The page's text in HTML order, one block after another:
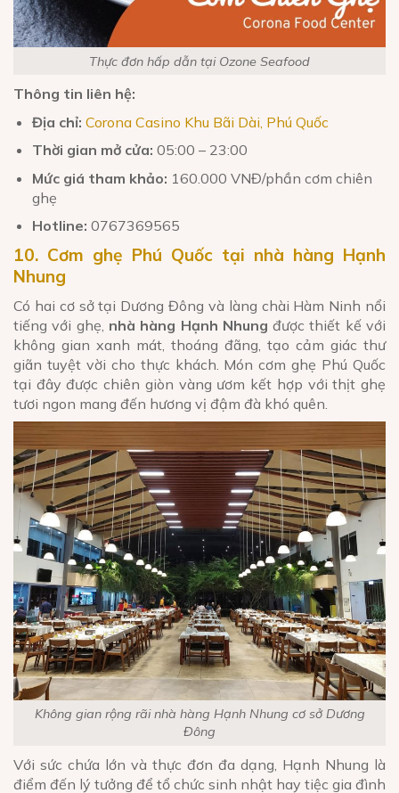
Thực đơn hấp dẫn tại Ozone Seafood
Thông tin liên hệ:
Địa chỉ: Corona Casino Khu Bãi Dài, Phú Quốc
Thời gian mở cửa: 05:00 – 23:00
Mức giá tham khảo: 160.000 VNĐ/phần cơm chiên
ghẹ
Hotline: 0767369565
10. Cơm ghẹ Phú Quốc tại nhà hàng Hạnh
Nhung
Có hai cơ sở tại Dương Đông và làng chài Hàm Ninh nổi
tiếng với ghẹ, nhà hàng Hạnh Nhung được thiết kế với
không gian xanh mát, thoáng đãng, tạo cảm giác thư
giãn tuyệt vời cho thực khách. Món cơm ghẹ Phú Quốc
tại đây được chiên giòn vàng ươm kết hợp với thịt ghẹ
tươi ngon mang đến hương vị đậm đà khó quên.
Không gian rộng rãi nhà hàng Hạnh Nhung cơ sở Dương
Đông
Với sức chứa lớn và thực đơn đa dạng, Hạnh Nhung là
điểm đến lý tưởng để tổ chức sinh nhật hay tiệc gia đình